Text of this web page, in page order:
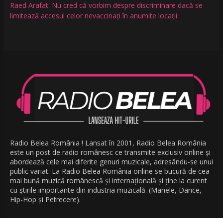
Raed Arafat: Nu cred că vorbim despre discriminare dacă se
limitează accesul celor nevaccinați în anumite locații
Radio Belea România ! Lansat în 2001, Radio Belea România
este un post de radio românesc ce transmite exclusiv online și
abordează cele mai diferite genuri muzicale, adresându-se unui
public variat. La Radio Belea România online se bucură de cea
mai bună muzică românescă și internațională și ține la curent
cu știrile importante din industria muzicală. (Manele, Dance,
Hip-Hop și Petrecere).